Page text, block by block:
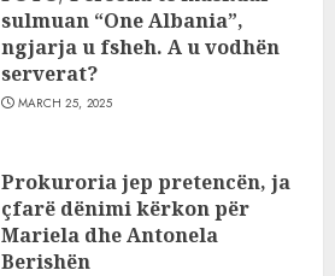
sulmuan “One Albania”,
ngjarja u fsheh. A u vodhën
serverat?
MARCH 25, 2025
Prokuroria jep pretencën, ja
çfarë dënimi kërkon për
Mariela dhe Antonela
Berishën